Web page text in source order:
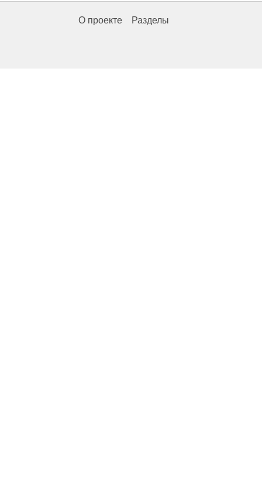
О проекте Разделы